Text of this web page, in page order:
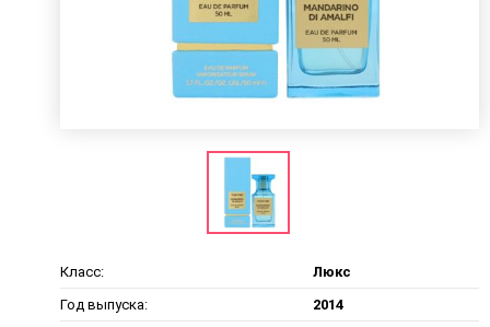
Класс:
Люкс
Год выпуска:
2014